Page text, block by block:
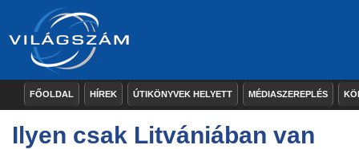
FŐOLDAL HÍREK ÚTIKÖNYVEK HELYETT MÉDIASZEREPLÉS
Ilyen csak Litvániában van